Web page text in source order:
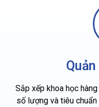
Sắp xếp khoa học
số lượng và tiêu chuẩn